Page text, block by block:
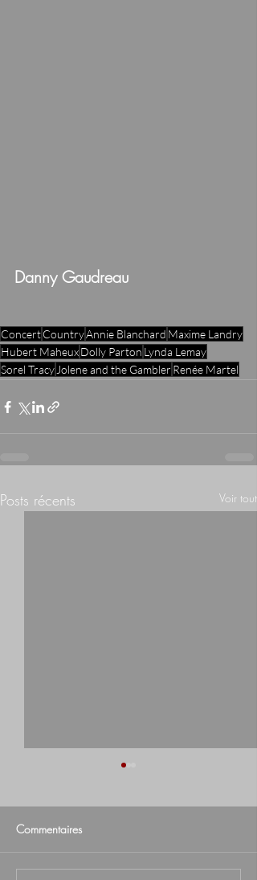
Danny Gaudreau
ConcertCountryAnnie Blanchard Maxime Landry
Hubert MaheuxDolly Parton Lynda Lemay
Sorel Tracy Jolene and the Gambler Renée Martel
Posts récents Voir tout
Commentaires